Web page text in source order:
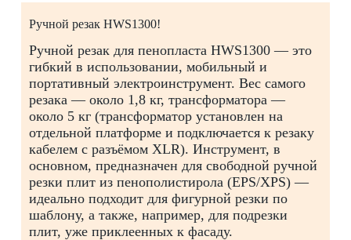
Ручной резак HWS1300!
Ручной резак для пенопласта HWS1300 — это
гибкий в использовании, мобильный и
портативный электроинструмент. Вес самого
резака — около 1,8 кг, трансформатора —
около 5 кг (трансформатор установлен на
отдельной платформе и подключается к резаку
кабелем с разъёмом XLR). Инструмент, в
основном, предназначен для свободной ручной
резки плит из пенополистирола (EPS/XPS) —
идеально подходит для фигурной резки по
шаблону, а также, например, для подрезки
плит, уже приклеенных к фасаду.